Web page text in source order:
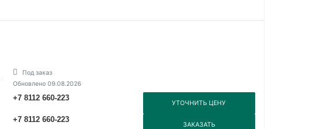
Под заказ
Обновлено 09.08.2026
+7 8112 660-223
УТОЧНИТЬ ЦЕНУ
+7 8112 660-223
ЗАКАЗАТЬ